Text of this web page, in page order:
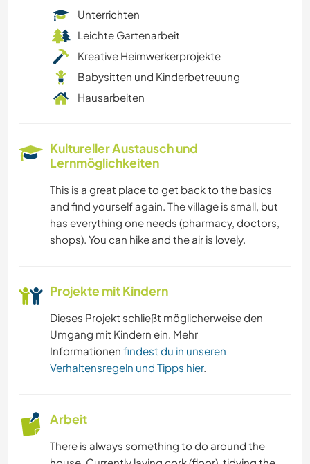
Unterrichten
Leichte Gartenarbeit
Kreative Heimwerkerprojekte
Babysitten und Kinderbetreuung
Hausarbeiten
Kultureller Austausch und
Lernmöglichkeiten
This is a great place to get back to the basics
and find yourself again. The village is small, but
has everything one needs (pharmacy, doctors,
shops). You can hike and the air is lovely.
Projekte mit Kindern
Dieses Projekt schließt möglicherweise den
Umgang mit Kindern ein. Mehr
Informationen findest du in unseren
Verhaltensregeln und Tipps hier.
Arbeit
There is always something to do around the